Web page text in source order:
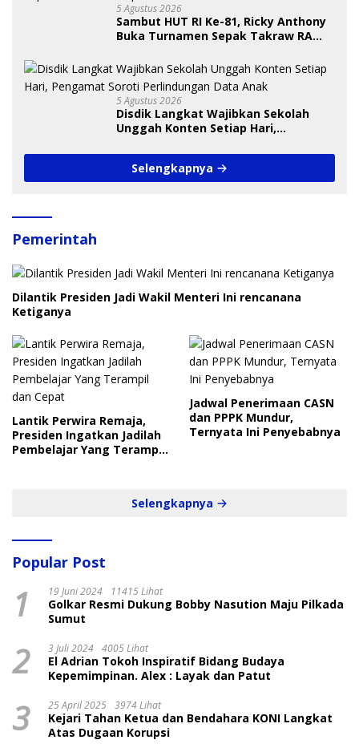
5 Agustus 2026
Sambut HUT RI Ke-81, Ricky Anthony
Buka Turnamen Sepak Takraw RA
5 Agustus 2026
Disdik Langkat Wajibkan Sekolah
Unggah Konten Setiap Hari,
Anak
Selengkapnya
Pemerintah
Dilantik Presiden Jadi Wakil Menteri Ini rencanana
Ketiganya
Lantik Perwira Remaja,
Presiden Ingatkan Jadilah
Pembelajar Yang Terampil
Jadwal Penerimaan CASN
dan PPPK Mundur,
Ternyata Ini Penyebabnya
Selengkapnya
Popular Post
1 19 Juni 2024 11415 Lihat
Golkar Resmi Dukung Bobby Nasution Maju Pilkada
Sumut
2 3 Juli 2024 4005 Lihat
El Adrian Tokoh Inspiratif Bidang Budaya
Kepemimpinan. Alex : Layak dan Patut
3 25 April 2025 3974 Lihat
Kejari Tahan Ketua dan Bendahara KONI Langkat
Atas Dugaan Korupsi